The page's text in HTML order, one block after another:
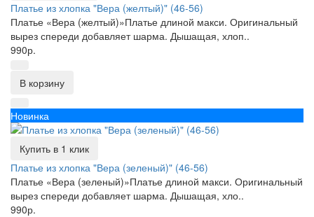
Платье из хлопка "Вера (желтый)" (46-56)
Платье «Вера (желтый)»Платье длиной макси. Оригинальный
вырез спереди добавляет шарма. Дышащая, хлоп..
990р.
В корзину
Новинка
Купить в 1 клик
Платье из хлопка "Вера (зеленый)" (46-56)
Платье «Вера (зеленый)»Платье длиной макси. Оригинальный
вырез спереди добавляет шарма. Дышащая, хло..
990р.